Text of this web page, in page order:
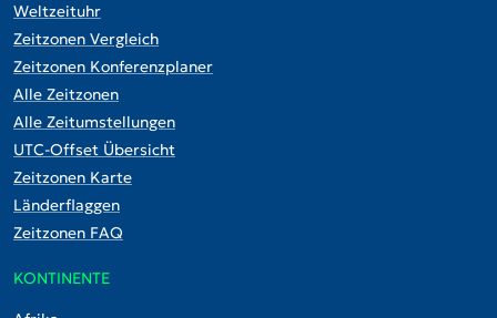
Weltzeituhr
Zeitzonen Vergleich
Zeitzonen Konferenzplaner
Alle Zeitzonen
Alle Zeitumstellungen
UTC-Offset Übersicht
Zeitzonen Karte
Länderflaggen
Zeitzonen FAQ
KONTINENTE